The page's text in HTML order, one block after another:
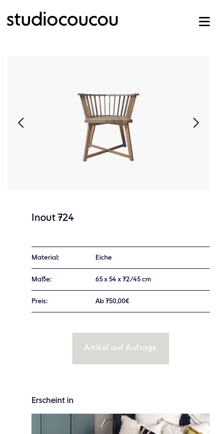
Inout 724
Material: Eiche
Maße: 65 x 54 x 72/45 cm
Preis: Ab 750,00€
Artikel auf Anfrage
Erscheint in